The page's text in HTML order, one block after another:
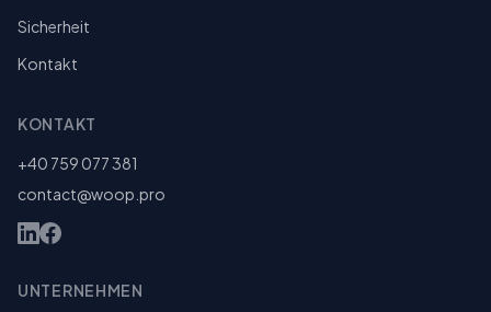
Sicherheit
Kontakt
KONTAKT
+40 759 077 381
contact@woop.pro
UNTERNEHMEN